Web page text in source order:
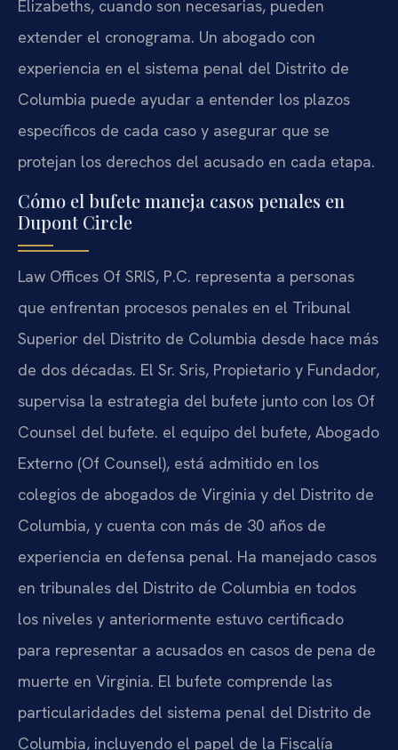
Elizabeths, cuando son necesarias, pueden
extender el cronograma. Un abogado con
experiencia en el sistema penal del Distrito de
Columbia puede ayudar a entender los plazos
específicos de cada caso y asegurar que se
protejan los derechos del acusado en cada etapa.
Cómo el bufete maneja casos penales en
Dupont Circle
Law Offices Of SRIS, P.C. representa a personas
que enfrentan procesos penales en el Tribunal
Superior del Distrito de Columbia desde hace más
de dos décadas. El Sr. Sris, Propietario y Fundador,
supervisa la estrategia del bufete junto con los Of
Counsel del bufete. el equipo del bufete, Abogado
Externo (Of Counsel), está admitido en los
colegios de abogados de Virginia y del Distrito de
Columbia, y cuenta con más de 30 años de
experiencia en defensa penal. Ha manejado casos
en tribunales del Distrito de Columbia en todos
los niveles y anteriormente estuvo certificado
para representar a acusados en casos de pena de
muerte en Virginia. El bufete comprende las
particularidades del sistema penal del Distrito de
Columbia, incluyendo el papel de la Fiscalía